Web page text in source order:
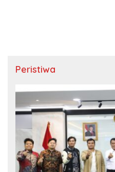
Peristiwa